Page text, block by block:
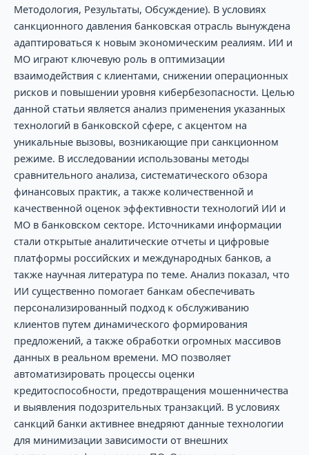
Методология, Результаты, Обсуждение). В условиях
санкционного давления банковская отрасль вынуждена
адаптироваться к новым экономическим реалиям. ИИ и
МО играют ключевую роль в оптимизации
взаимодействия с клиентами, снижении операционных
рисков и повышении уровня кибербезопасности. Целью
данной статьи является анализ применения указанных
технологий в банковской сфере, с акцентом на
уникальные вызовы, возникающие при санкционном
режиме. В исследовании использованы методы
сравнительного анализа, систематического обзора
финансовых практик, а также количественной и
качественной оценок эффективности технологий ИИ и
МО в банковском секторе. Источниками информации
стали открытые аналитические отчеты и цифровые
платформы российских и международных банков, а
также научная литература по теме. Анализ показал, что
ИИ существенно помогает банкам обеспечивать
персонализированный подход к обслуживанию
клиентов путем динамического формирования
предложений, а также обработки огромных массивов
данных в реальном времени. МО позволяет
автоматизировать процессы оценки
кредитоспособности, предотвращения мошенничества
и выявления подозрительных транзакций. В условиях
санкций банки активнее внедряют данные технологии
для минимизации зависимости от внешних